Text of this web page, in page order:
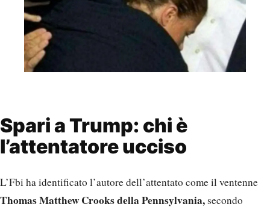
Spari a Trump: chi è
l’attentatore ucciso
L’Fbi ha identificato l’autore dell’attentato come il ventenne
Thomas Matthew Crooks della Pennsylvania,secondo